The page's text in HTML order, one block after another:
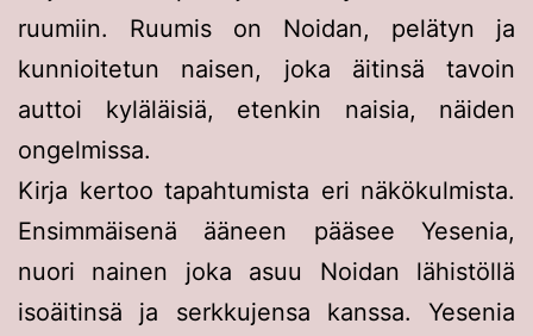
ruumiin. Ruumis on Noidan, pelätyn ja
kunnioitetun naisen, joka äitinsä tavoin
auttoi kyläläisiä, etenkin naisia, näiden
ongelmissa.
Kirja kertoo tapahtumista eri näkökulmista.
Ensimmäisenä ääneen pääsee Yesenia,
nuori nainen joka asuu Noidan lähistöllä
isoäitinsä ja serkkujensa kanssa. Yesenia